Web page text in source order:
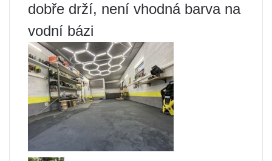
dobře drží, není vhodná barva na
vodní bázi